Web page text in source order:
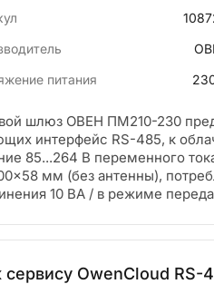
питания
шлюз ОВЕН ПМ210-230
интерфейс RS-485, к
85...264 В переменного
мм (без антенны),
10 ВА / в режиме
OwenCloud